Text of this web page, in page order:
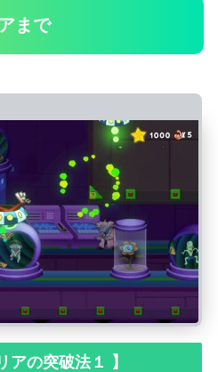
まで
アの突破法１ 】